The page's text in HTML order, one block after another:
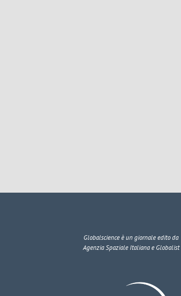
Globalscienceè un giornale edito da
Agenzia Spaziale Italiana e Globalist